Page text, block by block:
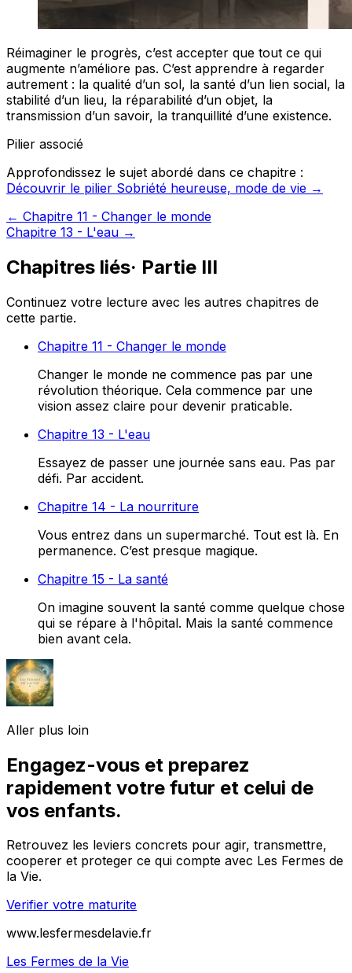
Réimaginer le progrès, c’est accepter que tout ce qui
augmente n’améliore pas. C’est apprendre à regarder
autrement : la qualité d’un sol, la santé d’un lien social, la
stabilité d’un lieu, la réparabilité d’un objet, la
transmission d’un savoir, la tranquillité d’une existence.
Pilier associé
Approfondissez le sujet abordé dans ce chapitre :
Découvrir le pilier Sobriété heureuse, mode de vie →
← Chapitre 11 - Changer le monde
Chapitre 13 - L'eau →
Chapitres liés· Partie III
Continuez votre lecture avec les autres chapitres de
cette partie.
Chapitre 11 - Changer le monde
Changer le monde ne commence pas par une
révolution théorique. Cela commence par une
vision assez claire pour devenir praticable.
Chapitre 13 - L'eau
Essayez de passer une journée sans eau. Pas par
défi. Par accident.
Chapitre 14 - La nourriture
Vous entrez dans un supermarché. Tout est là. En
permanence. C’est presque magique.
Chapitre 15 - La santé
On imagine souvent la santé comme quelque chose
qui se répare à l'hôpital. Mais la santé commence
bien avant cela.
Aller plus loin
Engagez-vous et preparez
rapidement votre futur et celui de
vos enfants.
Retrouvez les leviers concrets pour agir, transmettre,
cooperer et proteger ce qui compte avec Les Fermes de
la Vie.
Verifier votre maturite
www.lesfermesdelavie.fr
Les Fermes de la Vie